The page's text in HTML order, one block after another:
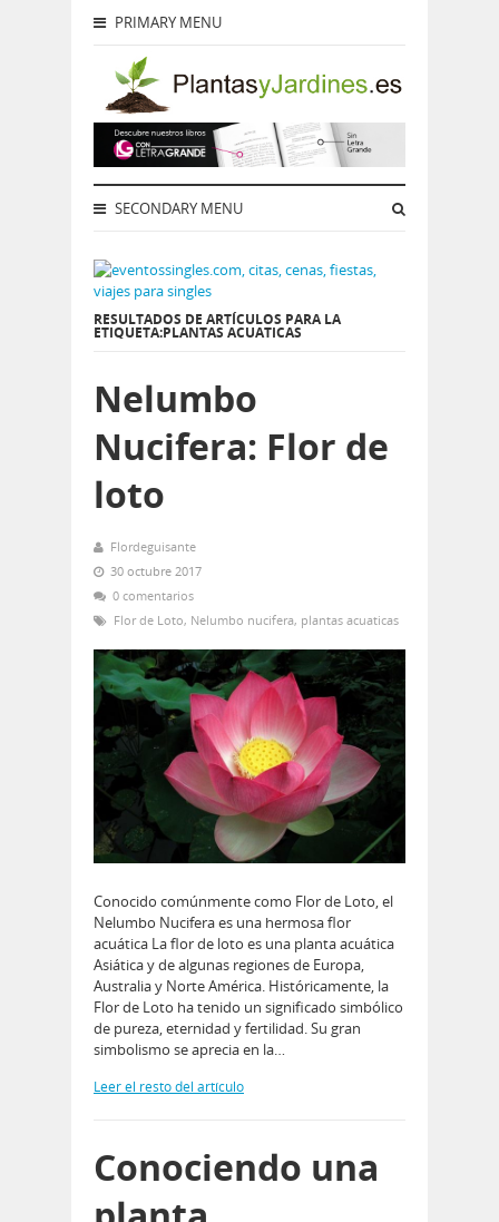
PRIMARY MENU
SECONDARY MENU
RESULTADOS DE ARTÍCULOS PARA LA
ETIQUETA:PLANTAS ACUATICAS
Nelumbo
Nucifera: Flor de
loto
Flordeguisante
30 octubre 2017
0 comentarios
Flor de Loto, Nelumbo nucifera, plantas acuaticas
Conocido comúnmente como Flor de Loto, el
Nelumbo Nucifera es una hermosa flor
acuática La flor de loto es una planta acuática
Asiática y de algunas regiones de Europa,
Australia y Norte América. Históricamente, la
Flor de Loto ha tenido un significado simbólico
de pureza, eternidad y fertilidad. Su gran
simbolismo se aprecia en la…
Leer el resto del artículo
Conociendo una